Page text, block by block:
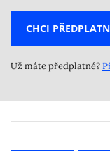
CHCI
Už máte předplatné?